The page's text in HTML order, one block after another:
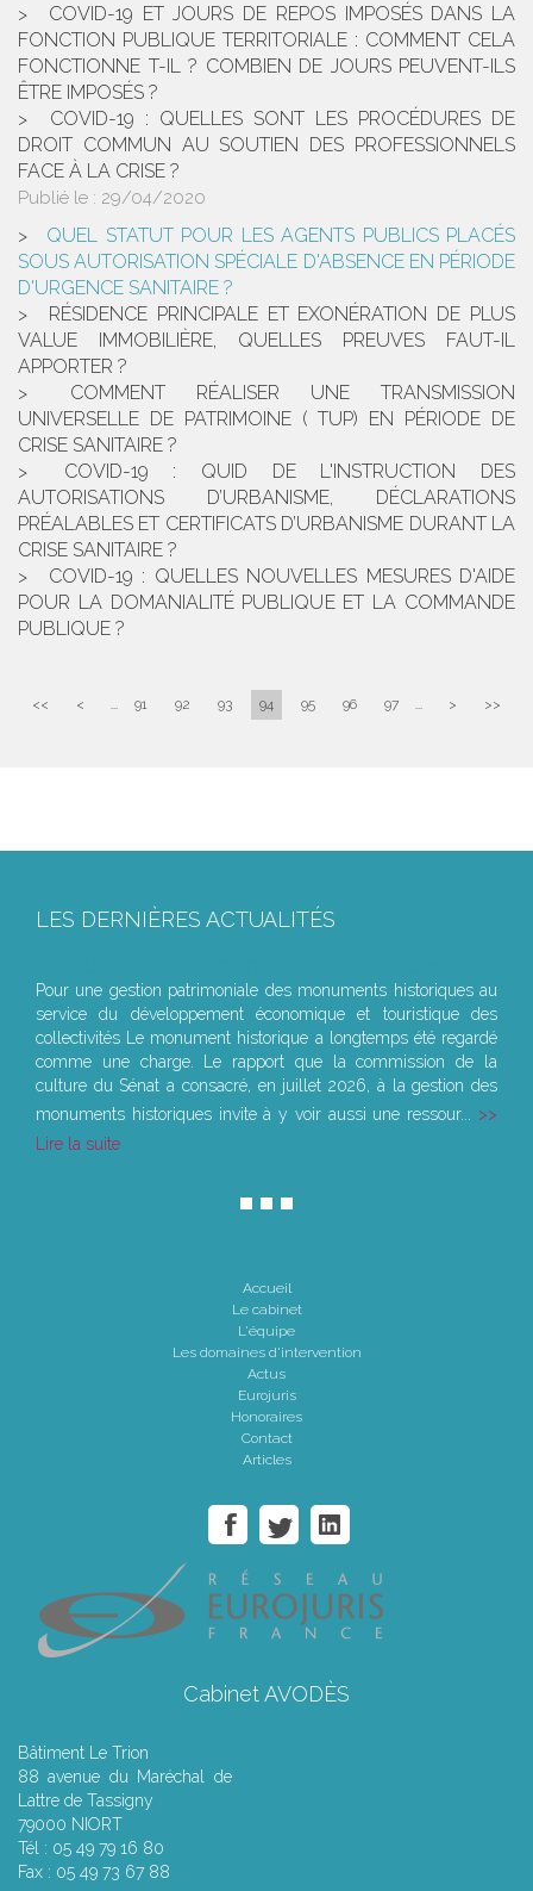
COVID-19 ET JOURS DE REPOS IMPOSÉS DANS LA
FONCTION PUBLIQUE TERRITORIALE : COMMENT CELA
FONCTIONNE T-IL ? COMBIEN DE JOURS PEUVENT-ILS
ÊTRE IMPOSÉS ?
COVID-19 : QUELLES SONT LES PROCÉDURES DE
DROIT COMMUN AU SOUTIEN DES PROFESSIONNELS
FACE À LA CRISE ?
Publié le : 29/04/2020
QUEL STATUT POUR LES AGENTS PUBLICS PLACÉS
SOUS AUTORISATION SPÉCIALE D'ABSENCE EN PÉRIODE
D'URGENCE SANITAIRE ?
RÉSIDENCE PRINCIPALE ET EXONÉRATION DE PLUS
VALUE IMMOBILIÈRE, QUELLES PREUVES FAUT-IL
APPORTER ?
COMMENT RÉALISER UNE TRANSMISSION
UNIVERSELLE DE PATRIMOINE ( TUP) EN PÉRIODE DE
CRISE SANITAIRE ?
COVID-19 : QUID DE L'INSTRUCTION DES
AUTORISATIONS D’URBANISME, DÉCLARATIONS
PRÉALABLES ET CERTIFICATS D’URBANISME DURANT LA
CRISE SANITAIRE ?
COVID-19 : QUELLES NOUVELLES MESURES D'AIDE
POUR LA DOMANIALITÉ PUBLIQUE ET LA COMMANDE
PUBLIQUE ?
<< < ... 91 92 93 94 95 96 97 ... > >>
LES DERNIÈRES ACTUALITÉS
Pour une gestion patrimoniale des monuments historiques au
service du développement économique et touristique des
collectivités Le monument historique a longtemps été regardé
comme une charge. Le rapport que la commission de la
culture du Sénat a consacré, en juillet 2026, à la gestion des
monuments historiques invite à y voir aussi une ressour...
Lire la suite
Accueil
Le cabinet
L'équipe
Les domaines d'intervention
Actus
Eurojuris
Honoraires
Contact
Articles
Cabinet AVODÈS
Bâtiment Le Trion
88 avenue du Maréchal de
Lattre de Tassigny
79000 NIORT
Tél : 05 49 79 16 80
Fax : 05 49 73 67 88